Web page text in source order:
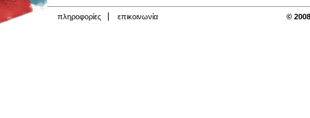
πληροφορίες επικοινωνία ©